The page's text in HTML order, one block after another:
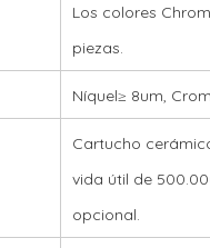
Los colores
piezas.
Níquel≥ 8um,
Cartucho
vida útil de
opcional.